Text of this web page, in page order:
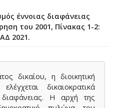
έννοιας διαφάνειας
του 2001, Πίνακας 1-2:
2021.
δικαίου, η διοικητική
δικαιοκρατικά
Η αρχή της